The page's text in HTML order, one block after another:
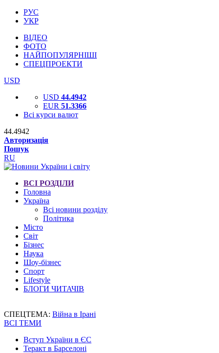
РУС
УКР
ВІДЕО
ФОТО
НАЙПОПУЛЯРНІШІ
СПЕЦПРОЕКТИ
USD
USD 44.4942
EUR 51.3366
Всі курси валют
44.4942
Авторизація
Пошук
RU
ВСІ РОЗДІЛИ
Головна
Україна
Всі новини розділу
Політика
Місто
Світ
Бізнес
Наука
Шоу-бізнес
Спорт
Lifestyle
БЛОГИ ЧИТАЧІВ
СПЕЦТЕМА: Війна в Ірані
ВСІ ТЕМИ
Вступ України в ЄС
Теракт в Барселоні